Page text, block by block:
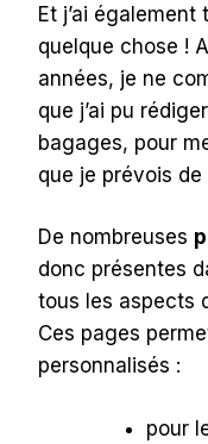
Et j’ai également
quelque chose !
années, je ne
que j’ai pu
bagages, pour
que je prévois
De nombreuses
donc présentes
tous les aspects
Ces pages
personnalisés :
pour